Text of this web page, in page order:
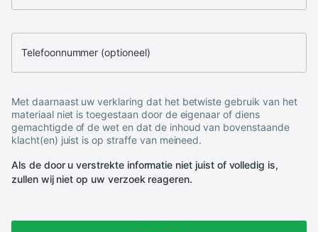
Telefoonnummer (optioneel)
Met daarnaast uw verklaring dat het betwiste gebruik van het
materiaal niet is toegestaan door de eigenaar of diens
gemachtigde of de wet en dat de inhoud van bovenstaande
klacht(en) juist is op straffe van meineed.
Als de door u verstrekte informatie niet juist of volledig is,
zullen wij niet op uw verzoek reageren.